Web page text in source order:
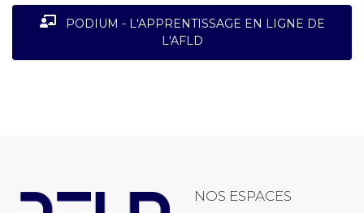
PODIUM - L'APPRENTISSAGE EN LIGNE DE
L'AFLD
NOS ESPACES